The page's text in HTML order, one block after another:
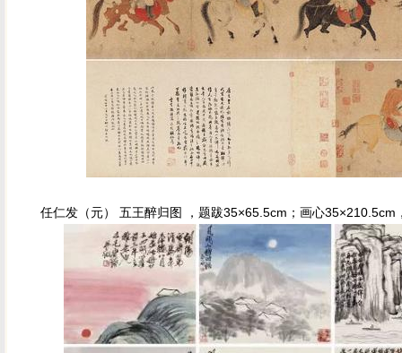
任仁发（元） 五王醉归图 ，题跋35×65.5cm；画心35×210.5cm